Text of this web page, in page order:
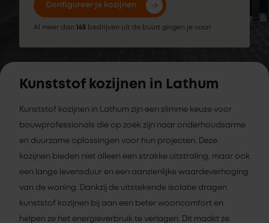
Configureer je kozijnen
Al meer dan 145 bedrijven uit de buurt gingen je voor!
Kunststof kozijnen in Lathum
Kunststof kozijnen in Lathum zijn een slimme keuze voor
bouwprofessionals die op zoek zijn naar onderhoudsarme
en duurzame oplossingen voor hun projecten. Deze
kozijnen bieden niet alleen een strakke uitstraling, maar ook
een lange levensduur en een aanzienlijke waardeverhoging
van de woning. Dankzij de uitstekende isolatie dragen
kunststof kozijnen bij aan een beter wooncomfort en
helpen ze het energieverbruik te verlagen. Dit maakt ze